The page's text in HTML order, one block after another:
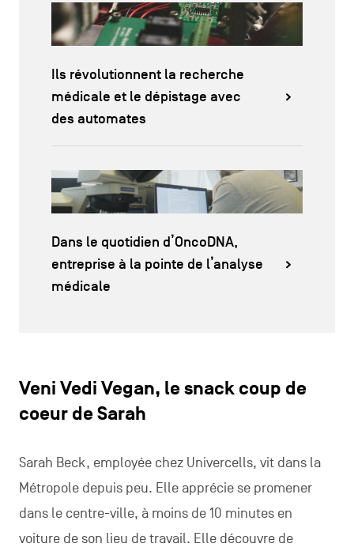
Ils révolutionnent la recherche
médicale et le dépistage avec
des automates
Dans le quotidien d’OncoDNA,
entreprise à la pointe de l’analyse
médicale
Veni Vedi Vegan, le snack coup de
coeur de Sarah
Sarah Beck, employée chez Univercells, vit dans la
Métropole depuis peu. Elle apprécie se promener
dans le centre-ville, à moins de 10 minutes en
voiture de son lieu de travail. Elle découvre de